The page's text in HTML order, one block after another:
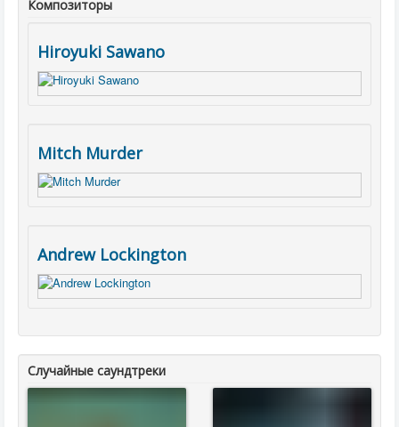
Композиторы
Hiroyuki Sawano
Mitch Murder
Andrew Lockington
Случайные саундтреки